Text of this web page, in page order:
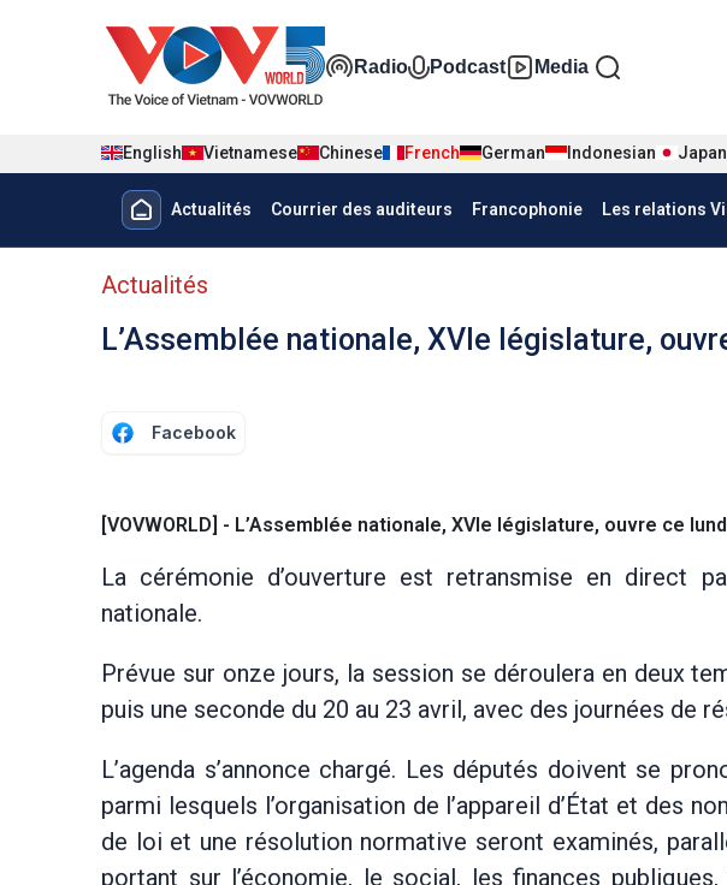
Đa phương tiện tiếng
Radio Podcast Media
English Vietnamese Chinese French German Indonesian
Menu trang chủ tiếng Pháp
Actualités Courrier des auditeurs Francophonie Les relations
menu phụ tiếng Pháp
Actualités
L’Assemblée nationale, XVIe législature,
Facebook
[VOVWORLD] - L’Assemblée nationale, XVIe législature, ouvre ce
La cérémonie d’ouverture est retransmise en direct
nationale.
Prévue sur onze jours, la session se déroulera en deux
puis une seconde du 20 au 23 avril, avec des journées de
L’agenda s’annonce chargé. Les députés doivent se
parmi lesquels l’organisation de l’appareil d’État et des
de loi et une résolution normative seront examinés,
portant sur l’économie, le social, les finances